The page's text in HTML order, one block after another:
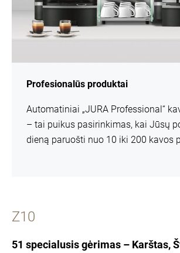
Profesionalūs produktai
Automatiniai „JURA Professional“
– tai puikus pasirinkimas, kai Jūsų
dieną paruošti nuo 10 iki 200 kavos
Z10
51 specialusis gėrimas – Karštas,